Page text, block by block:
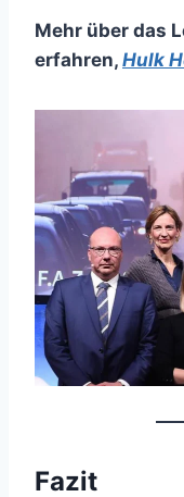
Mehr über das
erfahren, Hulk
Fazit